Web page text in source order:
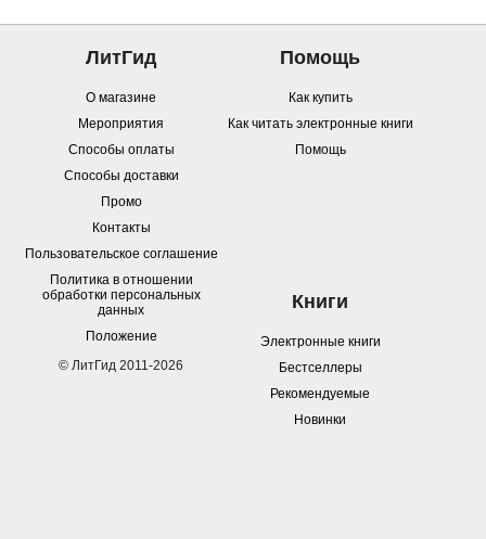
ЛитГид
О магазине
Мероприятия
Способы оплаты
Способы доставки
Промо
Контакты
Пользовательское соглашение
Политика в отношении
обработки персональных
данных
Положение
© ЛитГид 2011-2026
Помощь
Как купить
Как читать электронные книги
Помощь
Книги
Электронные книги
Бестселлеры
Рекомендуемые
Новинки